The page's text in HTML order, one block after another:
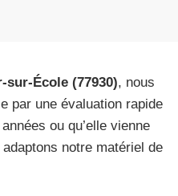
sur-École (77930), nous
par une évaluation rapide
ou qu’elle vienne
notre matériel de